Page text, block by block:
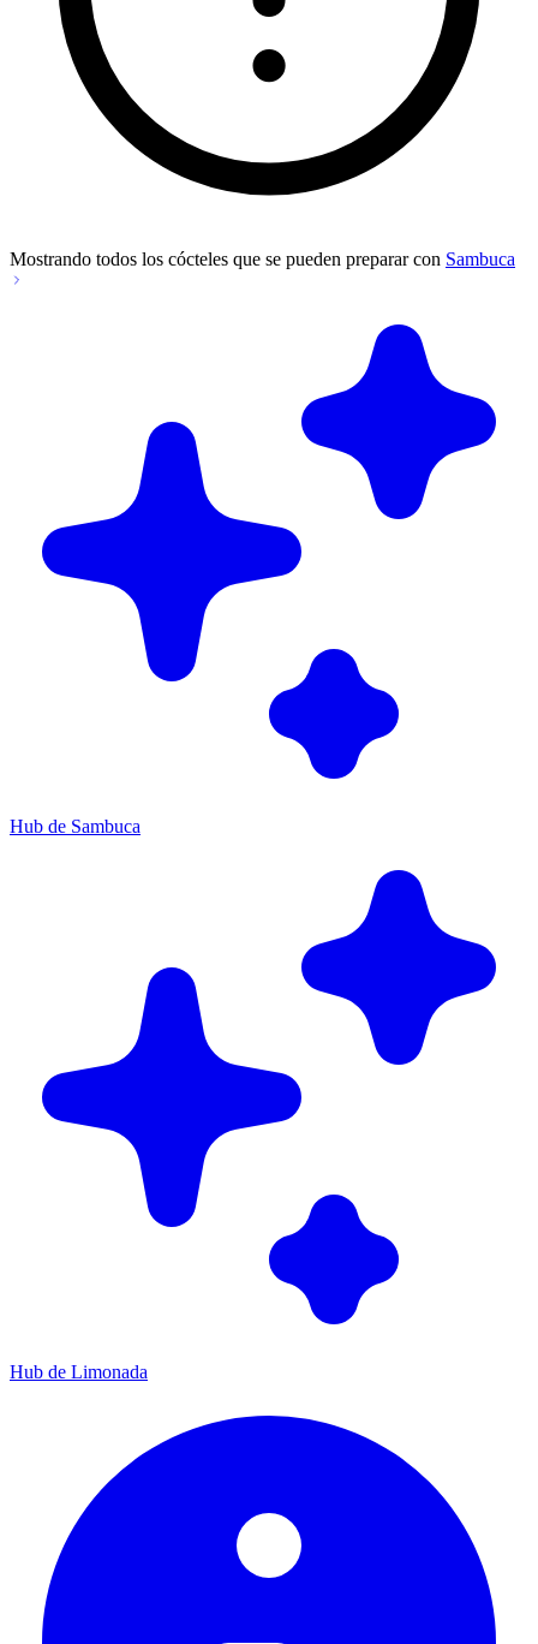
Mostrando todos los cócteles que se pueden preparar con Sambuca
Hub de Sambuca
Hub de Limonada